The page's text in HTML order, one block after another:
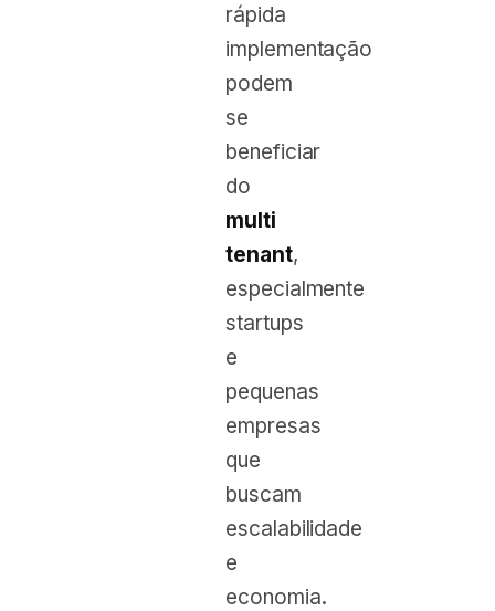
rápida
implementação
podem
se
beneficiar
do
multi
tenant,
especialmente
startups
e
pequenas
empresas
que
buscam
escalabilidade
e
economia.